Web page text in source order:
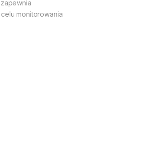
monitorowania